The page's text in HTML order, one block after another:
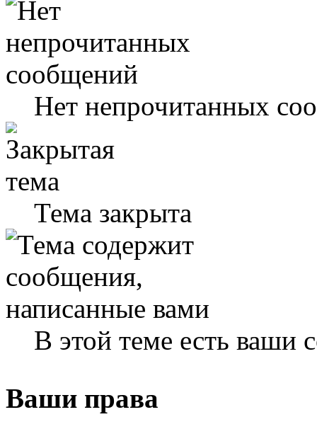
Нет непрочитанных
Тема закрыта
В этой теме есть ваши
Ваши права